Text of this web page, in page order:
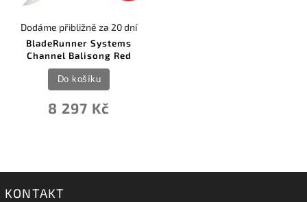
BladeRunner Systems
Channel Balisong Red
Dodáme přibližně za 20 dní
8 297 Kč
Do košíku
KONTAKT